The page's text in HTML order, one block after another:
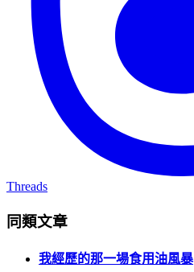
Threads
同類文章
我經歷的那一場食用油風暴